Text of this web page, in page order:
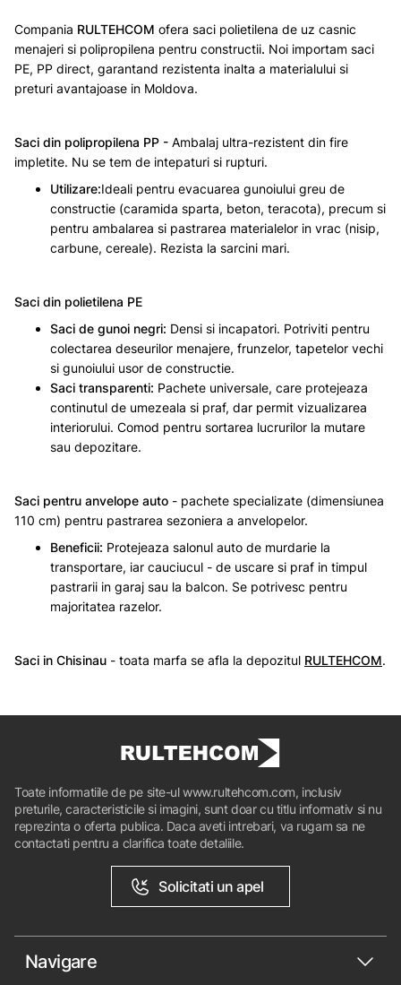
Compania RULTEHCOM ofera saci polietilena de uz casnic
menajeri si polipropilena pentru constructii. Noi importam saci
PE, PP direct, garantand rezistenta inalta a materialului si
preturi avantajoase in Moldova.
Saci din polipropilena PP - Ambalaj ultra-rezistent din fire
impletite. Nu se tem de intepaturi si rupturi.
Utilizare:Ideali pentru evacuarea gunoiului greu de
constructie (caramida sparta, beton, teracota), precum si
pentru ambalarea si pastrarea materialelor in vrac (nisip,
carbune, cereale). Rezista la sarcini mari.
Saci din polietilena PE
Saci de gunoi negri: Densi si incapatori. Potriviti pentru
colectarea deseurilor menajere, frunzelor, tapetelor vechi
si gunoiului usor de constructie.
Saci transparenti: Pachete universale, care protejeaza
continutul de umezeala si praf, dar permit vizualizarea
interiorului. Comod pentru sortarea lucrurilor la mutare
sau depozitare.
Saci pentru anvelope auto - pachete specializate (dimensiunea
110 cm) pentru pastrarea sezoniera a anvelopelor.
Beneficii: Protejeaza salonul auto de murdarie la
transportare, iar cauciucul - de uscare si praf in timpul
pastrarii in garaj sau la balcon. Se potrivesc pentru
majoritatea razelor.
Saci in Chisinau - toata marfa se afla la depozitul RULTEHCOM.
Toate informatiile de pe site-ul www.rultehcom.com, inclusiv
preturile, caracteristicile si imagini, sunt doar cu titlu informativ si nu
reprezinta o oferta publica. Daca aveti intrebari, va rugam sa ne
contactati pentru a clarifica toate detaliile.
Solicitati un apel
Navigare